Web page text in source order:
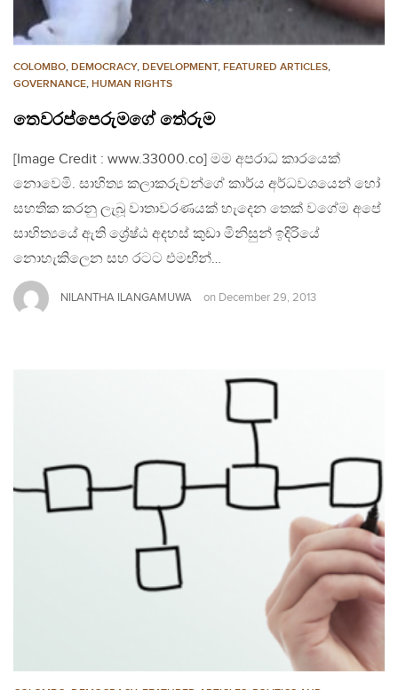
COLOMBO, DEMOCRACY, DEVELOPMENT, FEATURED ARTICLES,
GOVERNANCE, HUMAN RIGHTS
තෙවරප්පෙරුමගේ තේරුම
[Image Credit : www.33000.co] මම අපරාධ කාරයෙක්
නොවෙමි. සාහිත්‍ය කලාකරුවන්ගේ කාර්ය අර්ධවශයෙන් හෝ
සහතික කරනු ලැබූ වාතාවරණයක් හැදෙන තෙක් වගේම අපේ
සාහිත්‍යයේ ඇති ශ්‍රේෂ්ඨ අදහස් කුඩා මිනිසුන් ඉදිරියේ
නොහැකිලෙන සහ රටට එමඟින්…
NILANTHA ILANGAMUWA on December 29, 2013